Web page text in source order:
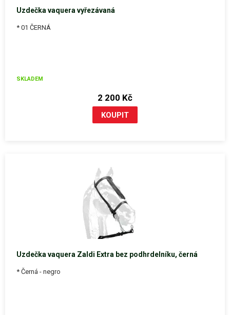
Uzdečka vaquera vyřezávaná
* 01 ČERNÁ
SKLADEM
2 200 Kč
Uzdečka vaquera Zaldi Extra bez podhrdelníku, černá
* Černá - negro